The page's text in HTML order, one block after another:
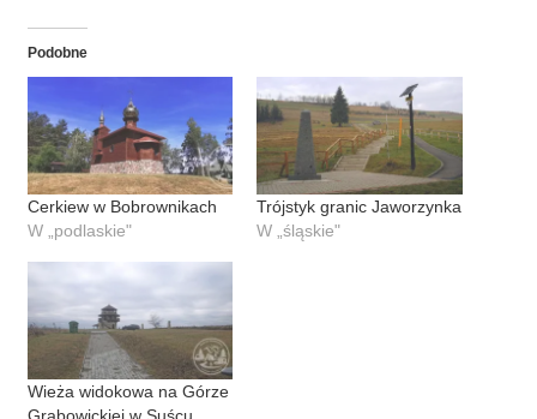
Podobne
Cerkiew w Bobrownikach
W „podlaskie"
Trójstyk granic Jaworzynka
W „śląskie"
Wieża widokowa na Górze